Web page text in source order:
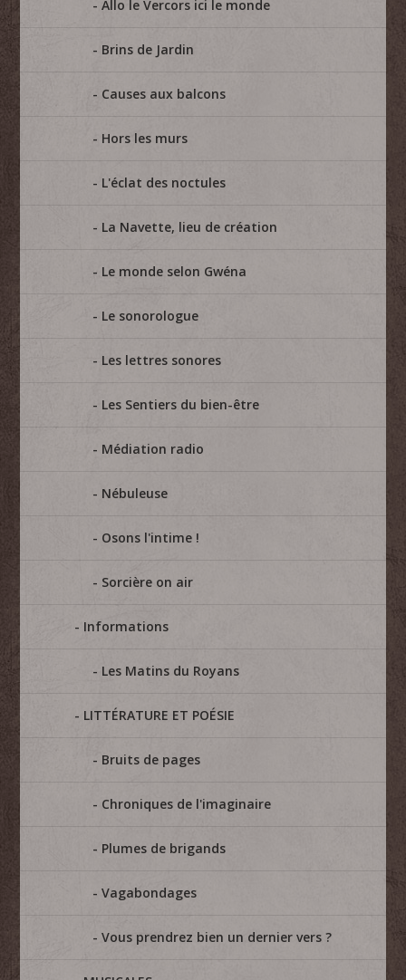
Allo le Vercors ici le monde
Brins de Jardin
Causes aux balcons
Hors les murs
L'éclat des noctules
La Navette, lieu de création
Le monde selon Gwéna
Le sonorologue
Les lettres sonores
Les Sentiers du bien-être
Médiation radio
Nébuleuse
Osons l'intime !
Sorcière on air
Informations
Les Matins du Royans
LITTÉRATURE ET POÉSIE
Bruits de pages
Chroniques de l'imaginaire
Plumes de brigands
Vagabondages
Vous prendrez bien un dernier vers ?